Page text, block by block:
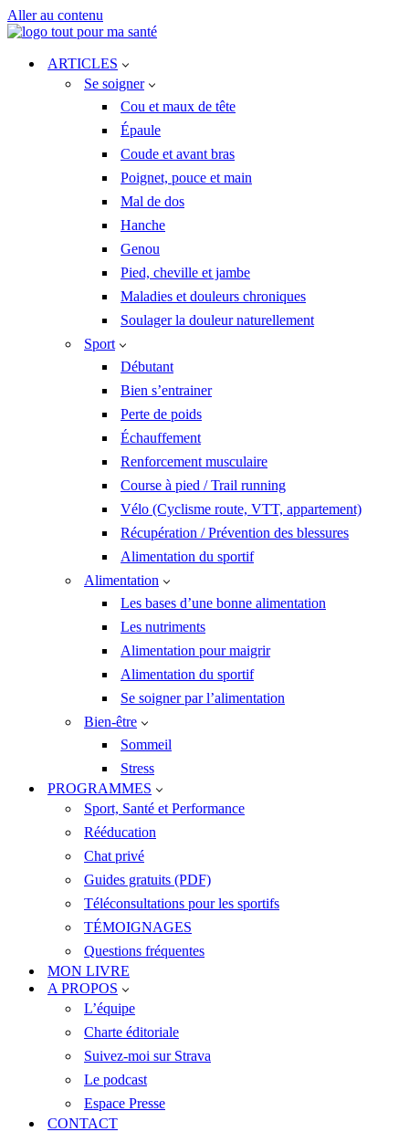
Aller au contenu
ARTICLES
Se soigner
Cou et maux de tête
Épaule
Coude et avant bras
Poignet, pouce et main
Mal de dos
Hanche
Genou
Pied, cheville et jambe
Maladies et douleurs chroniques
Soulager la douleur naturellement
Sport
Débutant
Bien s’entrainer
Perte de poids
Échauffement
Renforcement musculaire
Course à pied / Trail running
Vélo (Cyclisme route, VTT, appartement)
Récupération / Prévention des blessures
Alimentation du sportif
Alimentation
Les bases d’une bonne alimentation
Les nutriments
Alimentation pour maigrir
Alimentation du sportif
Se soigner par l’alimentation
Bien-être
Sommeil
Stress
PROGRAMMES
Sport, Santé et Performance
Rééducation
Chat privé
Guides gratuits (PDF)
Téléconsultations pour les sportifs
TÉMOIGNAGES
Questions fréquentes
MON LIVRE
A PROPOS
L’équipe
Charte éditoriale
Suivez-moi sur Strava
Le podcast
Espace Presse
CONTACT